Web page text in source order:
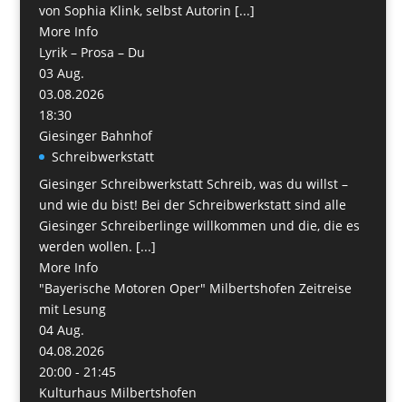
von Sophia Klink, selbst Autorin [...]
More Info
Lyrik – Prosa – Du
03 Aug.
03.08.2026
18:30
Giesinger Bahnhof
Schreibwerkstatt
Giesinger Schreibwerkstatt Schreib, was du willst –
und wie du bist! Bei der Schreibwerkstatt sind alle
Giesinger Schreiberlinge willkommen und die, die es
werden wollen. [...]
More Info
"Bayerische Motoren Oper" Milbertshofen Zeitreise
mit Lesung
04 Aug.
04.08.2026
20:00 - 21:45
Kulturhaus Milbertshofen